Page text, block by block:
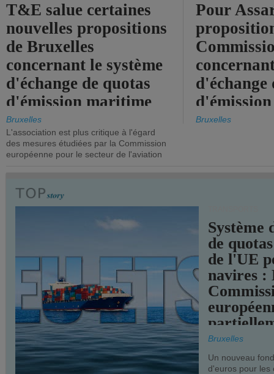
T&E salue certaines
nouvelles propositions
de Bruxelles
concernant le système
d'échange de quotas
d'émission maritime
de l'UE.
Bruxelles
L'association est plus critique à l'égard
des mesures étudiées par la Commission
européenne pour le secteur de l'aviation
Pour
d'échange
timide,
Bruxelles
Système
de
de l'UE
navires :
Bruxelles
Un nouveau
d'euros pour les